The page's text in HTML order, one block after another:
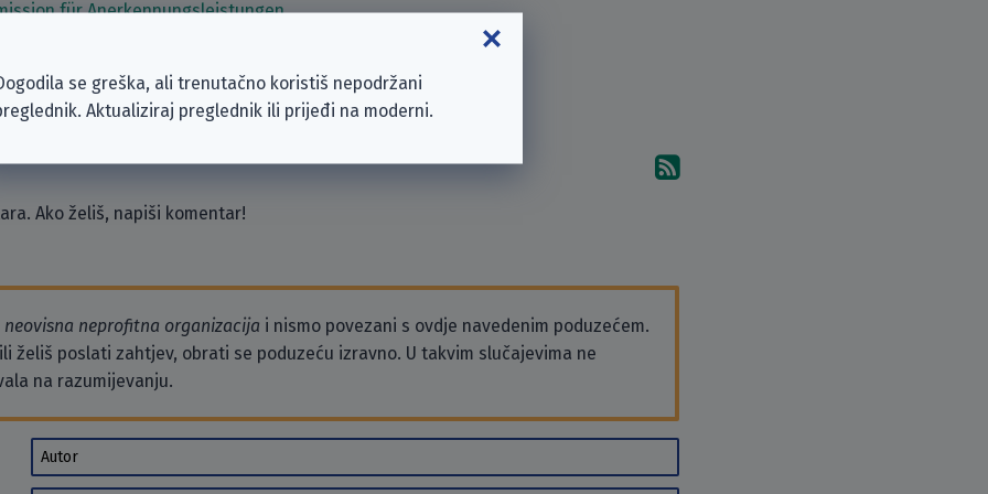
für Anerkennungsleistungen
Frauen Rhein-Erft-Kreis e.V.
Klein Vahlberg in Vahlberg
Pretplati se na komentare
Ako želiš, napiši komentar!
neovisna neprofitna organizacija i nismo povezani s ovdje navedenim poduzećem.
želiš poslati zahtjev, obrati se poduzeću izravno. U takvim slučajevima ne
na razumijevanju.
Autor
se greška, ali trenutačno koristiš nepodržani
Aktualiziraj preglednik ili prijeđi na moderni.